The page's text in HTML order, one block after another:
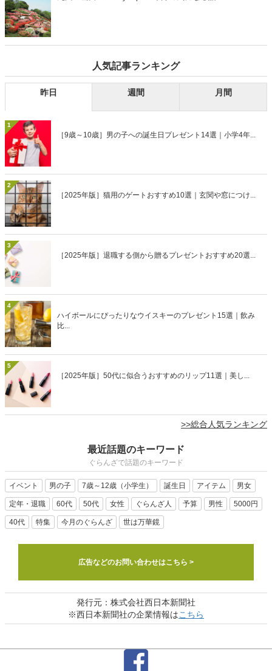
人気記事ランキング
昨日 週間 月間
1
［9歳～10歳］男の子への誕生日プレゼント14選｜小学4年...
2
［2025年版］猫用のゲートおすすめ10選｜玄関や窓につけ...
3
［2025年版］退職する側から贈るプレゼントおすすめ20選...
4
ハイボールにぴったりなウイスキーのプレゼント15選｜飲み
比...
5
［2025年版］50代に似合うおすすめのリップ11選｜美し...
>>総合人気ランキング
最近話題のキーワード
ぐらんざで話題のキーワード
イベント 男の子 7歳～12歳（小学生） 誕生日 アイテム 男女
定年・退職 60代 50代 女性 ぐらんざ人 予算 男性 5000円
40代 特集 今月のぐらんざ 世は万華鏡
広告などのお問い合わせはこちら >
発行元：株式会社西日本新聞社
※西日本新聞社の企業情報はこちら